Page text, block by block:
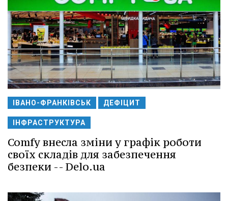
ІВАНО-ФРАНКІВСЬК ДЕФІЦИТ
ІНФРАСТРУКТУРА
Comfy внесла зміни у графік роботи
своїх складів для забезпечення
безпеки -- Delo.ua